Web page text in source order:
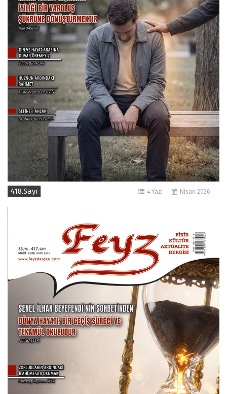
418.Sayı Nisan 2026
4 Yazı